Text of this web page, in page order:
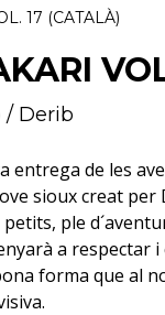
17 (CATALÀ)
/ Derib
entrega de les
sioux creat per
petits, ple
a respectar
forma que al